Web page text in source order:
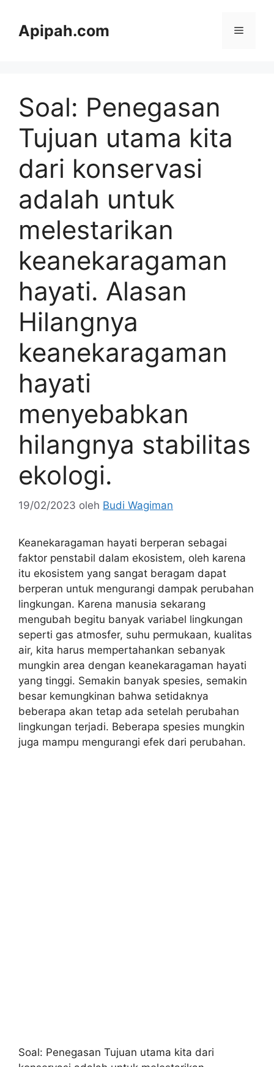
Apipah.com Menu
Soal: Penegasan
Tujuan utama kita
dari konservasi
adalah untuk
melestarikan
keanekaragaman
hayati. Alasan
Hilangnya
keanekaragaman
hayati
menyebabkan
hilangnya stabilitas
ekologi.
19/02/2023 oleh Budi Wagiman
Keanekaragaman hayati berperan sebagai
faktor penstabil dalam ekosistem, oleh karena
itu ekosistem yang sangat beragam dapat
berperan untuk mengurangi dampak perubahan
lingkungan. Karena manusia sekarang
mengubah begitu banyak variabel lingkungan
seperti gas atmosfer, suhu permukaan, kualitas
air, kita harus mempertahankan sebanyak
mungkin area dengan keanekaragaman hayati
yang tinggi. Semakin banyak spesies, semakin
besar kemungkinan bahwa setidaknya
beberapa akan tetap ada setelah perubahan
lingkungan terjadi. Beberapa spesies mungkin
juga mampu mengurangi efek dari perubahan.
Soal: Penegasan Tujuan utama kita dari